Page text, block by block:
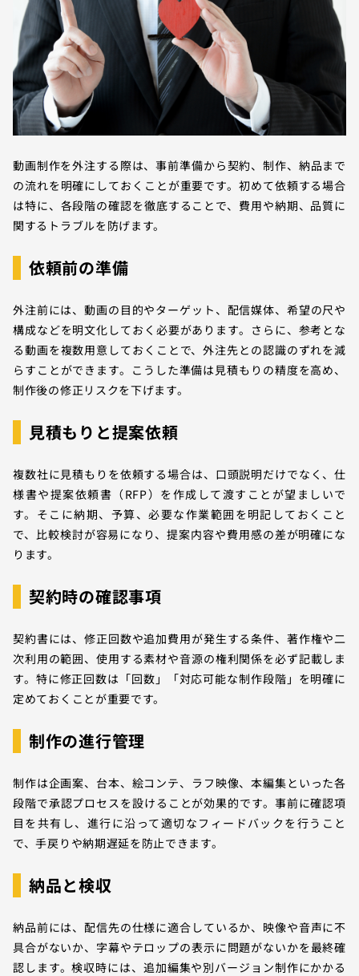
動画制作を外注する際は、事前準備から契約、制作、納品まで
の流れを明確にしておくことが重要です。初めて依頼する場合
は特に、各段階の確認を徹底することで、費用や納期、品質に
関するトラブルを防げます。
依頼前の準備
外注前には、動画の目的やターゲット、配信媒体、希望の尺や
構成などを明文化しておく必要があります。さらに、参考とな
る動画を複数用意しておくことで、外注先との認識のずれを減
らすことができます。こうした準備は見積もりの精度を高め、
制作後の修正リスクを下げます。
見積もりと提案依頼
複数社に見積もりを依頼する場合は、口頭説明だけでなく、仕
様書や提案依頼書（RFP）を作成して渡すことが望ましいで
す。そこに納期、予算、必要な作業範囲を明記しておくこと
で、比較検討が容易になり、提案内容や費用感の差が明確にな
ります。
契約時の確認事項
契約書には、修正回数や追加費用が発生する条件、著作権や二
次利用の範囲、使用する素材や音源の権利関係を必ず記載しま
す。特に修正回数は「回数」「対応可能な制作段階」を明確に
定めておくことが重要です。
制作の進行管理
制作は企画案、台本、絵コンテ、ラフ映像、本編集といった各
段階で承認プロセスを設けることが効果的です。事前に確認項
目を共有し、進行に沿って適切なフィードバックを行うこと
で、手戻りや納期遅延を防止できます。
納品と検収
納品前には、配信先の仕様に適合しているか、映像や音声に不
具合がないか、字幕やテロップの表示に問題がないかを最終確
認します。検収時には、追加編集や別バージョン制作にかかる